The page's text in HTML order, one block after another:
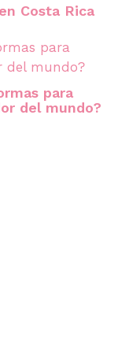
Costa Rica
para
del mundo?